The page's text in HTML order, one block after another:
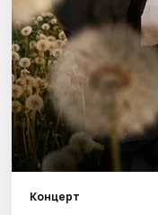
Рейтинги
Концерт